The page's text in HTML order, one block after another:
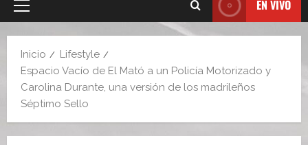
Menú
EN VIVO
Inicio
Lifestyle
Espacio Vacío de El Mató a un Policía Motorizado y
Carolina Durante, una versión de los madrileños
Séptimo Sello